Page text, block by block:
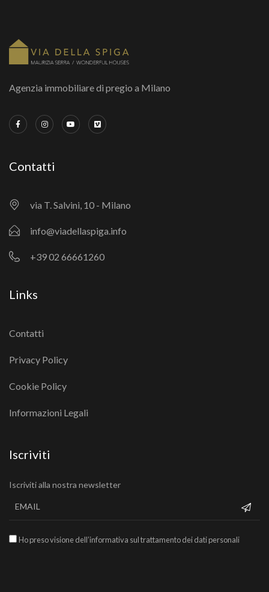
Agenzia immobiliare di pregio a Milano
Contatti
via T. Salvini, 10 - Milano
info@viadellaspiga.info
+39 02 66661260
Links
Contatti
Privacy Policy
Cookie Policy
Informazioni Legali
Iscriviti
Iscriviti alla nostra newsletter
Ho preso visione dell’informativa sul trattamento dei dati personali